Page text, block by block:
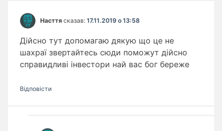
Насття сказав: 17.11.2019 о 13:58
Дійсно тут допомагаю дякую що це не
шахраї звертайтесь сюди поможут дійсно
справидливі інвестори най вас бог береже
Відповіcти